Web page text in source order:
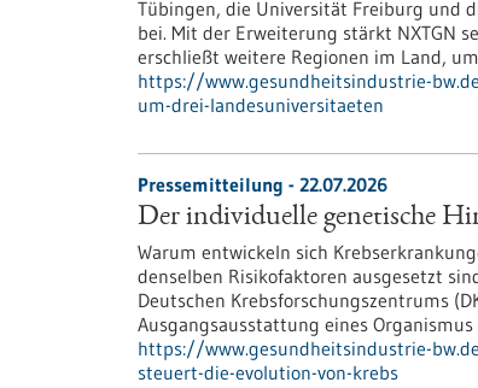
Tübingen, die Universität Freiburg und
bei. Mit der Erweiterung stärkt NXTGN
erschließt weitere Regionen im Land,
https://www.gesundheitsindustrie-
um-drei-landesuniversitaeten
Pressemitteilung - 22.07.2026
Der individuelle genetische
Warum entwickeln sich
denselben Risikofaktoren ausgesetzt
Deutschen Krebsforschungszentrums
Ausgangsausstattung eines
https://www.gesundheitsindustrie-
steuert-die-evolution-von-krebs